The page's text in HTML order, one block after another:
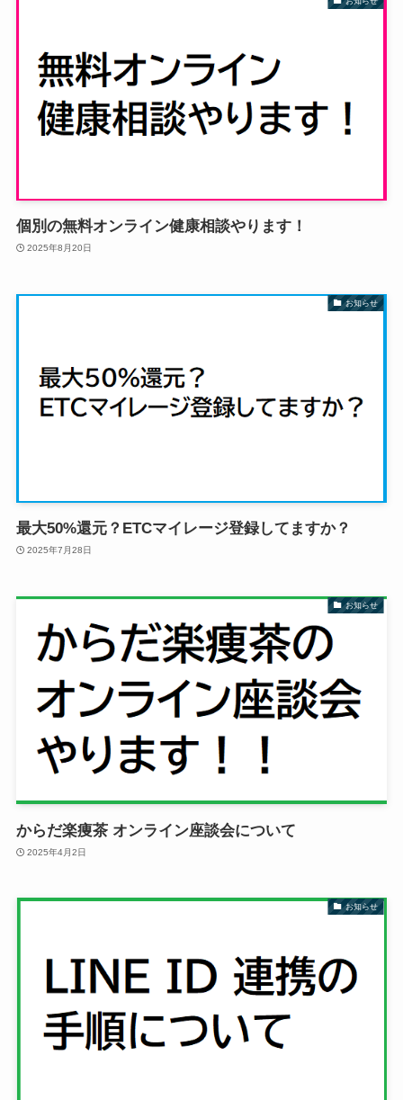
個別の無料オンライン健康相談やります！
2025年8月20日
お知らせ
最大50%還元？ETCマイレージ登録してますか？
2025年7月28日
お知らせ
からだ楽痩茶 オンライン座談会について
2025年4月2日
お知らせ